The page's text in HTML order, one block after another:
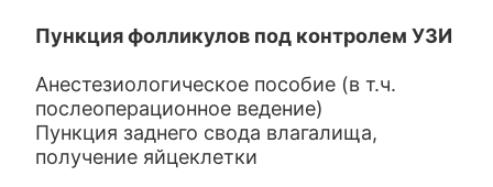
Пункция фолликулов под контролем УЗИ
Анестезиологическое пособие (в т.ч.
послеоперационное ведение)
Пункция заднего свода влагалища,
получение яйцеклетки